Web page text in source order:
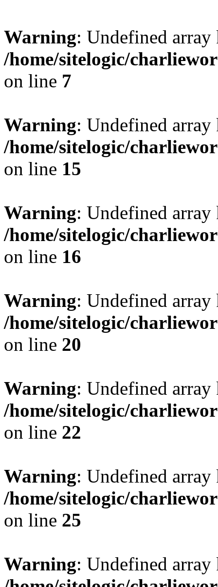
Warning: Undefined
/home/sitelogic/
on line 7
Warning: Undefined
/home/sitelogic/
on line 15
Warning: Undefined
/home/sitelogic/
on line 16
Warning: Undefined
/home/sitelogic/
on line 20
Warning: Undefined
/home/sitelogic/
on line 22
Warning: Undefined
/home/sitelogic/
on line 25
Warning: Undefined